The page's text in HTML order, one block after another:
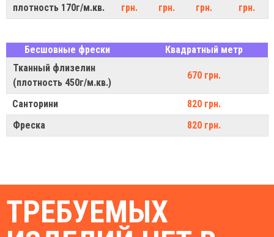
плотность 170г/м.кв.
грн.
грн.
грн.
грн.
Бесшовные фрески
Квадратный метр
Тканный флизелин
(плотность 450г/м.кв.)
670 грн.
Санторини
820 грн.
Фреска
820 грн.
ТРЕБУЕМЫХ